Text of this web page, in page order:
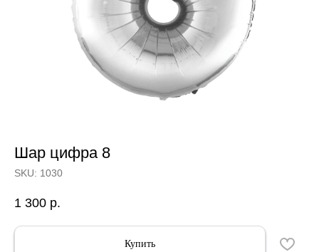
Шар цифра 8
SKU: 1030
1 300 р.
Купить